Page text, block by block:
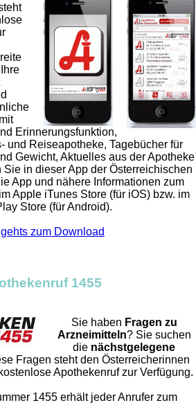
Erinnerungsfunktion,
und Reiseapotheke, Tagebücher für
Gewicht, Aktuelles aus der Apotheke
in dieser App der Österreichischen
App und nähere Informationen zum
Apple iTunes Store (für iOS) bzw. im
Store (für Android).
zum Download
1455
Sie haben Fragen zu
Arzneimitteln? Sie suchen
die nächstgelegene
Fragen steht den Österreicherinnen
Apothekenruf zur Verfügung.
1455 erhält jeder Anrufer zum